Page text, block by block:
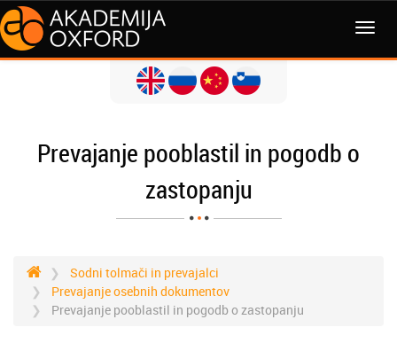
MENI
Prevajanje pooblastil in pogodb o
zastopanju
Sodni tolmači in prevajalci
Prevajanje osebnih dokumentov
Prevajanje pooblastil in pogodb o zastopanju